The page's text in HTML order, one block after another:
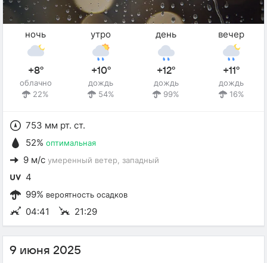
ночь
+8°
облачно
22%
утро
+10°
дождь
54%
день
+12°
дождь
99%
вечер
+11°
дождь
16%
753 мм рт. ст.
52% оптимальная
9 м/с умеренный ветер , западный
4
99% вероятность осадков
04:41 21:29
9 июня 2025